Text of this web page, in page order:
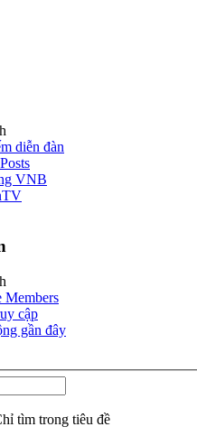
diễn đàn
VNB
Members
cập
gần đây
tìm trong tiêu đề